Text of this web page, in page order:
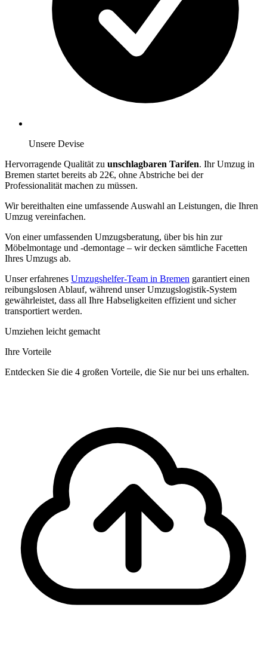
Unsere Devise
Hervorragende Qualität zu unschlagbaren Tarifen. Ihr Umzug in
Bremen startet bereits ab 22€, ohne Abstriche bei der
Professionalität machen zu müssen.
Wir bereithalten eine umfassende Auswahl an Leistungen, die Ihren
Umzug vereinfachen.
Von einer umfassenden Umzugsberatung, überbis hin zur
Möbelmontage und -demontage – wir decken sämtliche Facetten
Ihres Umzugs ab.
Unser erfahrenes Umzugshelfer-Team in Bremen garantiert einen
reibungslosen Ablauf, während unser Umzugslogistik-System
gewährleistet, dass all Ihre Habseligkeiten effizient und sicher
transportiert werden.
Umziehen leicht gemacht
Ihre Vorteile
Entdecken Sie die 4 großen Vorteile, die Sie nur bei uns erhalten.